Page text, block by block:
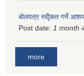
बोलपत्र स्वीृकत गर्ने
Post date: 1 month
more